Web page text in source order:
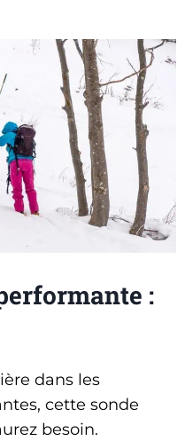
:
dans les
cette sonde
besoin.